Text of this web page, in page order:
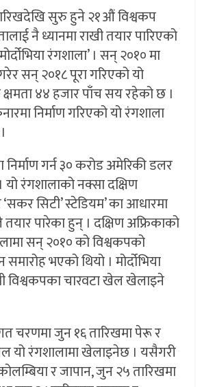
सुरु हुने २१औं विश्वकप
नै ध्यानमा राखी तयार पारिएको
रंगशाला’ । सन् २०१० मा
सन् २०१८ पूरा गरिएको यो
४४ हजार पाँच सय रहेको छ ।
निर्माण गरिएको यो रंगशाला
निर्माण गर्न ३० करोड अमेरिकी डलर
यो रंगशालाको नक्सा दक्षिण
सिटी’ स्टेडियम’ का आधारमा
पारेका हुन् । दक्षिण अफ्रिकाको
सन् २०१० को विश्वकपको
भएको थियो । मोर्दोभिया
विश्वकपका चारवटा खेल खेलाइने
चरणमा जुन १६ तारिखमा पेरू र
यो रंगशालामा खेलाइनेछ । यसैगरी
र जापान, जुन २५ तारिखमा